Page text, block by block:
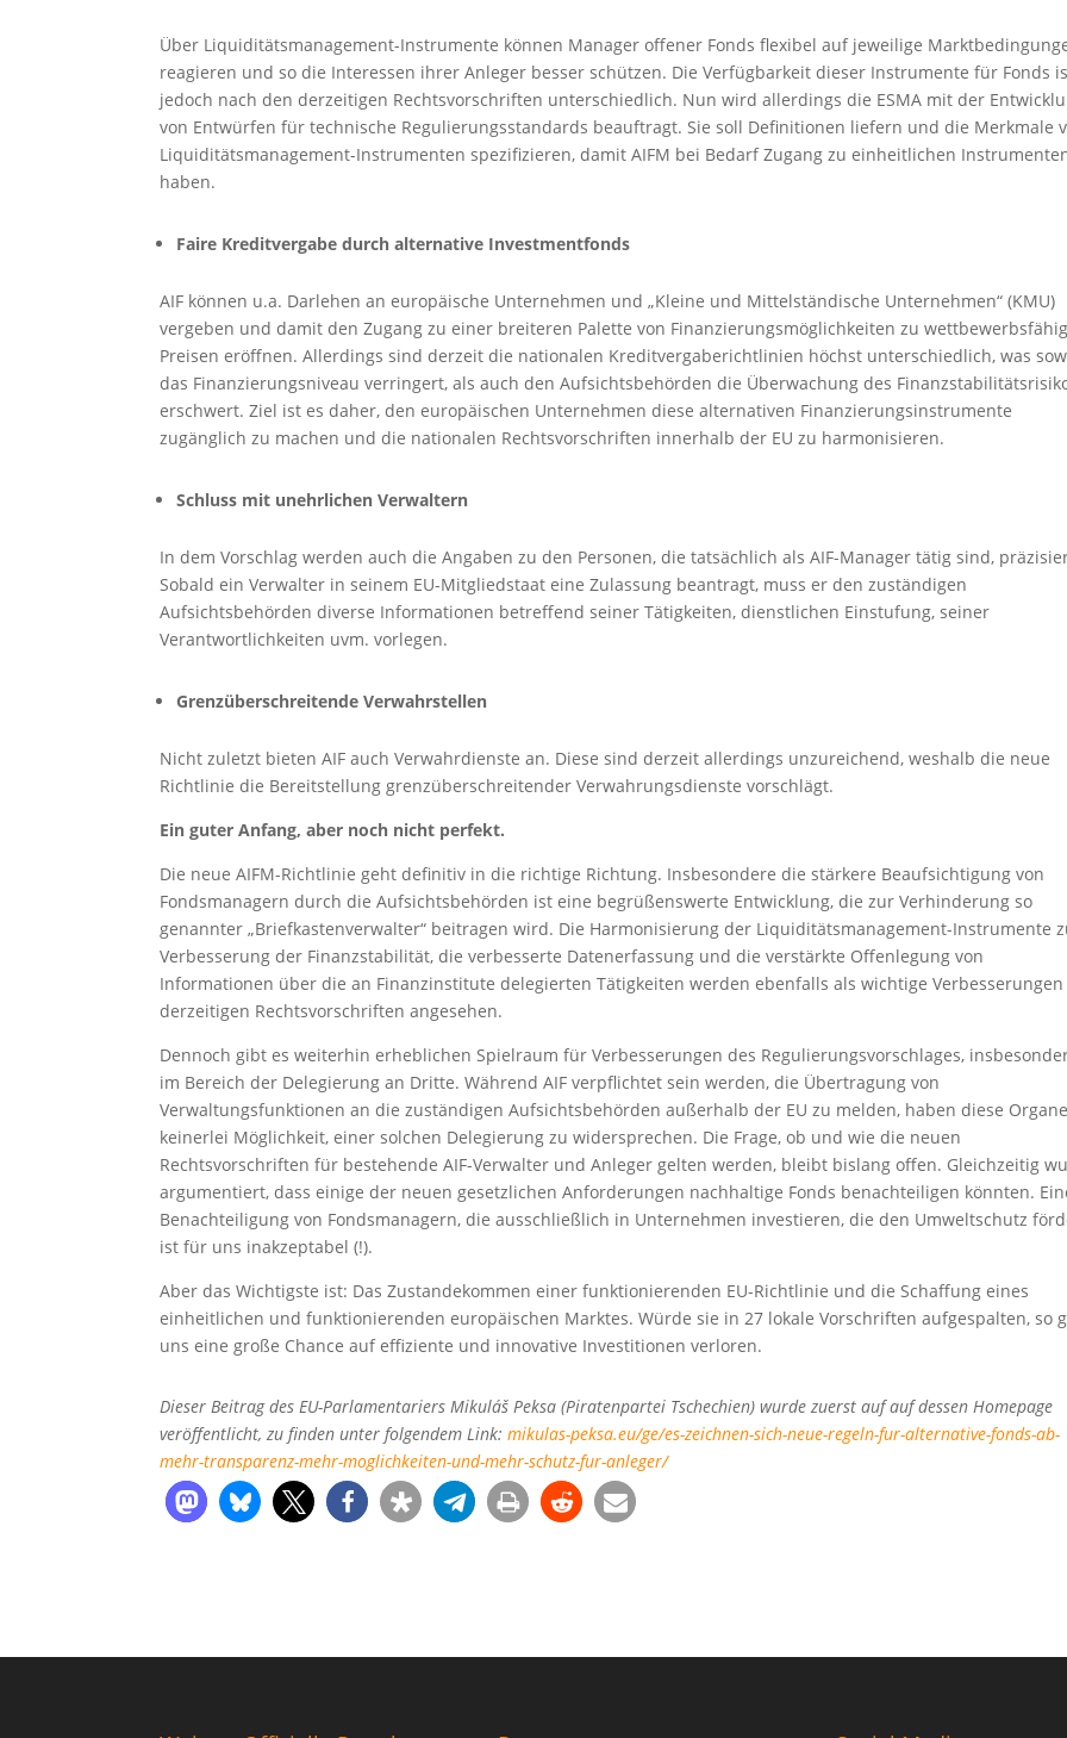
Über Liquiditätsmanagement-Instrumente können Manager offener Fonds flexibel auf jeweilige
reagieren und so die Interessen ihrer Anleger besser schützen. Die Verfügbarkeit dieser Instrumente für Fonds
jedoch nach den derzeitigen Rechtsvorschriften unterschiedlich. Nun wird allerdings die ESMA mit der
von Entwürfen für technische Regulierungsstandards beauftragt. Sie soll Definitionen liefern und die Merkmale
Liquiditätsmanagement-Instrumenten spezifizieren, damit AIFM bei Bedarf Zugang zu einheitlichen
haben.
Faire Kreditvergabe durch alternative Investmentfonds
AIF können u.a. Darlehen an europäische Unternehmen und „Kleine und Mittelständische Unternehmen“ (KMU)
vergeben und damit den Zugang zu einer breiteren Palette von Finanzierungsmöglichkeiten zu
Preisen eröffnen. Allerdings sind derzeit die nationalen Kreditvergaberichtlinien höchst unterschiedlich, was
das Finanzierungsniveau verringert, als auch den Aufsichtsbehörden die Überwachung des
erschwert. Ziel ist es daher, den europäischen Unternehmen diese alternativen Finanzierungsinstrumente
zugänglich zu machen und die nationalen Rechtsvorschriften innerhalb der EU zu harmonisieren.
Schluss mit unehrlichen Verwaltern
In dem Vorschlag werden auch die Angaben zu den Personen, die tatsächlich als AIF-Manager tätig sind,
Sobald ein Verwalter in seinem EU-Mitgliedstaat eine Zulassung beantragt, muss er den zuständigen
Aufsichtsbehörden diverse Informationen betreffend seiner Tätigkeiten, dienstlichen Einstufung, seiner
Verantwortlichkeiten uvm. vorlegen.
Grenzüberschreitende Verwahrstellen
Nicht zuletzt bieten AIF auch Verwahrdienste an. Diese sind derzeit allerdings unzureichend, weshalb die neue
Richtlinie die Bereitstellung grenzüberschreitender Verwahrungsdienste vorschlägt.
Ein guter Anfang, aber noch nicht perfekt.
Die neue AIFM-Richtlinie geht definitiv in die richtige Richtung. Insbesondere die stärkere Beaufsichtigung von
Fondsmanagern durch die Aufsichtsbehörden ist eine begrüßenswerte Entwicklung, die zur Verhinderung so
genannter „Briefkastenverwalter“ beitragen wird. Die Harmonisierung der Liquiditätsmanagement-Instrumente
Verbesserung der Finanzstabilität, die verbesserte Datenerfassung und die verstärkte Offenlegung von
Informationen über die an Finanzinstitute delegierten Tätigkeiten werden ebenfalls als wichtige
derzeitigen Rechtsvorschriften angesehen.
Dennoch gibt es weiterhin erheblichen Spielraum für Verbesserungen des Regulierungsvorschlages,
im Bereich der Delegierung an Dritte. Während AIF verpflichtet sein werden, die Übertragung von
Verwaltungsfunktionen an die zuständigen Aufsichtsbehörden außerhalb der EU zu melden, haben diese Organe
keinerlei Möglichkeit, einer solchen Delegierung zu widersprechen. Die Frage, ob und wie die neuen
Rechtsvorschriften für bestehende AIF-Verwalter und Anleger gelten werden, bleibt bislang offen. Gleichzeitig
argumentiert, dass einige der neuen gesetzlichen Anforderungen nachhaltige Fonds benachteiligen könnten.
Benachteiligung von Fondsmanagern, die ausschließlich in Unternehmen investieren, die den Umweltschutz
ist für uns inakzeptabel (!).
Aber das Wichtigste ist: Das Zustandekommen einer funktionierenden EU-Richtlinie und die Schaffung eines
einheitlichen und funktionierenden europäischen Marktes. Würde sie in 27 lokale Vorschriften aufgespalten, so
uns eine große Chance auf effiziente und innovative Investitionen verloren.
Dieser Beitrag des EU-Parlamentariers Mikuláš Peksa (Piratenpartei Tschechien) wurde zuerst auf auf dessen Homepage
veröffentlicht, zu finden unter folgendem Link:mikulas-peksa.eu/ge/es-zeichnen-sich-neue-regeln-fur-alternative-fonds-ab-
mehr-transparenz-mehr-moglichkeiten-und-mehr-schutz-fur-anleger/